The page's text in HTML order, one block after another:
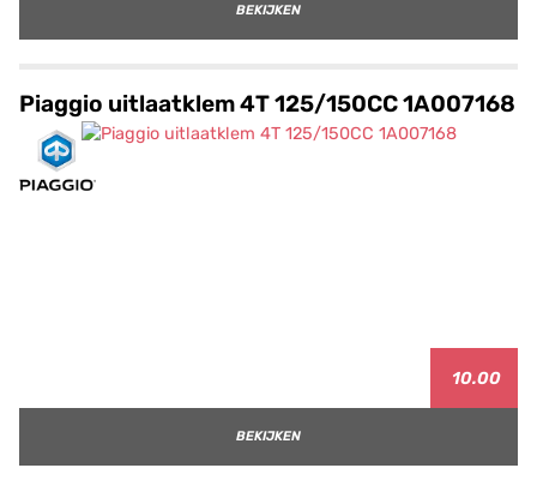
BEKIJKEN
Piaggio uitlaatklem 4T 125/150CC 1A007168
10.00
BEKIJKEN